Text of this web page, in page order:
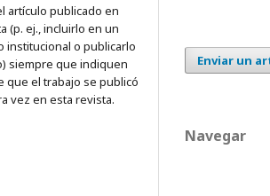
artículo publicado en
(p. ej., incluirlo en un
institucional o publicarlo
siempre que indiquen
que el trabajo se publicó
vez en esta revista.
Enviar un
Navegar